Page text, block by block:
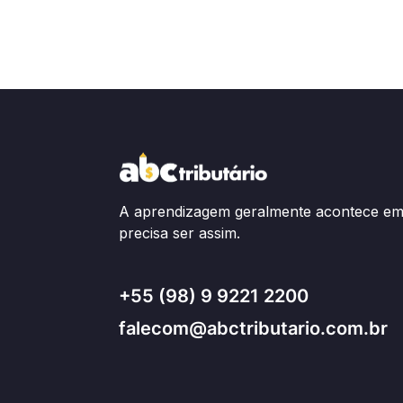
A aprendizagem geralmente acontece
precisa ser assim.
+55 (98) 9 9221 2200
falecom@abctributario.com.br